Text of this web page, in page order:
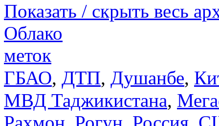
Показать / скрыть весь
Облако
меток
ГБАО, ДТП, Душанбе,
МВД Таджикистана,